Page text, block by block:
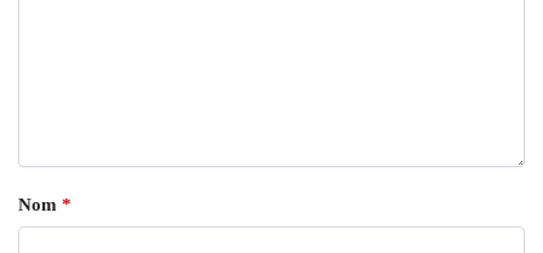
Nom *